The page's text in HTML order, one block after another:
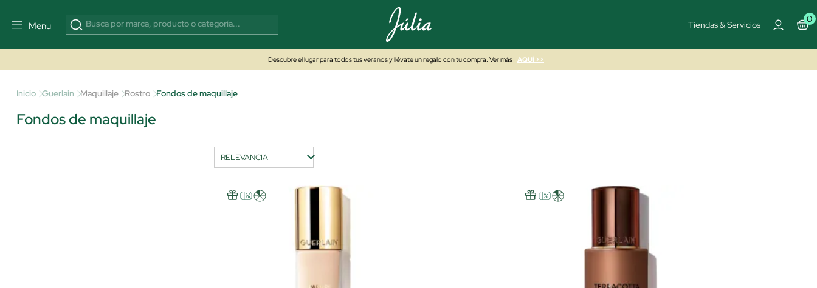
Menu Tiendas & Servicios
0
Descubre el lugar para todos tus veranos y llévate un regalo con tu compra. Ver más AQUÍ >>
Inicio Guerlain Maquillaje Rostro Fondos de maquillaje
Fondos de maquillaje